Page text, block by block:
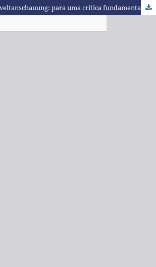
"Psicoterapia e weltanschauung: para uma crítica fundamental de suas relações" de Viktor Emil Frankl